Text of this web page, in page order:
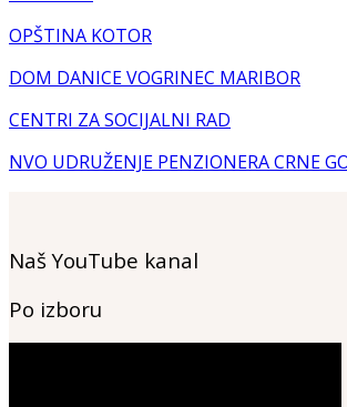
OPŠTINA KOTOR
DOM DANICE VOGRINEC MARIBOR
CENTRI ZA SOCIJALNI RAD
NVO UDRUŽENJE PENZIONERA CRNE
Naš YouTube kanal
Po izboru